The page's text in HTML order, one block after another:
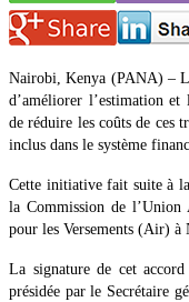
Nairobi, Kenya (PANA) –
d’améliorer l’estimation et
de réduire les coûts de ces
inclus dans le système
Cette initiative fait suite à
la Commission de
pour les Versements (Air) à
La signature de cet
présidée par le Secrétaire